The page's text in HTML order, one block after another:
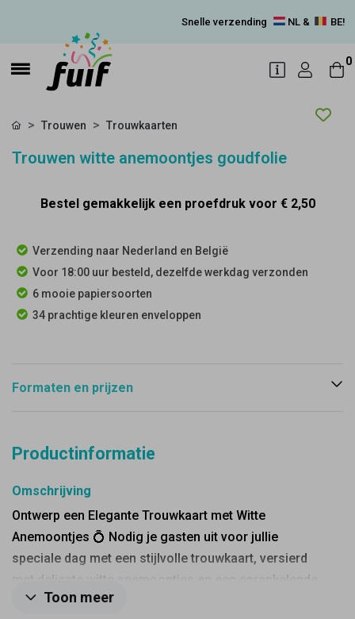
Snelle verzending NL & BE!
0
Trouwen Trouwkaarten
Trouwen witte anemoontjes goudfolie
Bestel gemakkelijk een proefdruk voor € 2,50
Verzending naar Nederland en België
Voor 18:00 uur besteld, dezelfde werkdag verzonden
6 mooie papiersoorten
34 prachtige kleuren enveloppen
Formaten en prijzen
Productinformatie
Omschrijving
Ontwerp een Elegante Trouwkaart met Witte
Anemoontjes 💍 Nodig je gasten uit voor jullie
speciale dag met een stijlvolle trouwkaart, versierd
met delicate witte anemoontjes en een sprankelende
goudfolie tekst. Laat jullie liefde stralen en maak een
Toon meer